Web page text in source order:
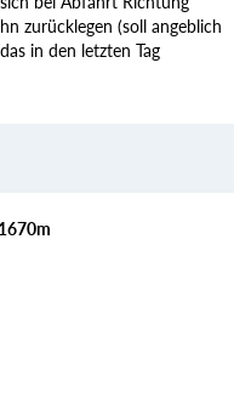
zurücklegen (soll angeblich
in den letzten Tag